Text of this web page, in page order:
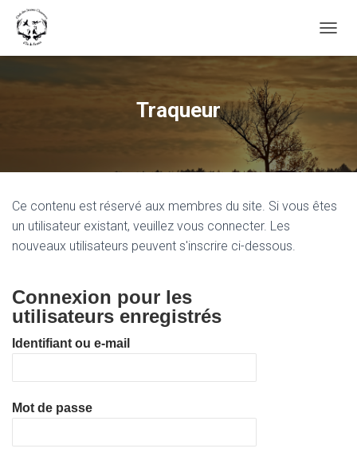
Traqueur
Ce contenu est réservé aux membres du site. Si vous êtes
un utilisateur existant, veuillez vous connecter. Les
nouveaux utilisateurs peuvent s'inscrire ci-dessous.
Connexion pour les
utilisateurs enregistrés
Identifiant ou e-mail
Mot de passe